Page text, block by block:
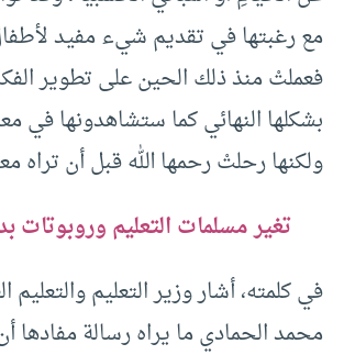
مع رغبتها في تقديم شيء مفيد
فعملتْ منذ ذلك الحين على تطوير
بشكلها النهائي كما ستشاهدونها في
ولكنها رحلتْ رحمها الله قبل أن تراه
تغير مسلمات التعليم وروبوتات
في كلمته، أشار وزير التعليم
محمد الحمادي ما يراه رسالة مفادها